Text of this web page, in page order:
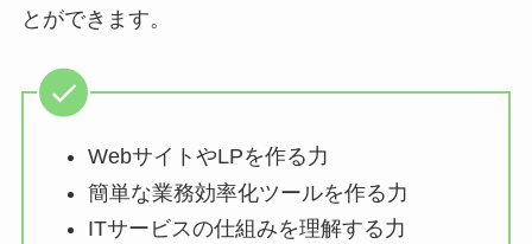
とができます。
WebサイトやLPを作る力
簡単な業務効率化ツールを作る力
ITサービスの仕組みを理解する力